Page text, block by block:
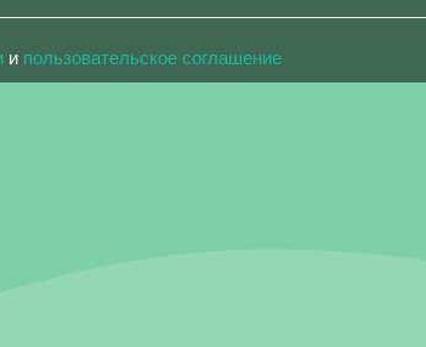
и пользовательское соглашение